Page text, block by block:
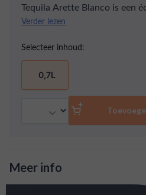
Tequila Arette Blanco is een
favorite’ die wordt gemaakt
veel vezels en weinig water,
krachtige, full body tequila.
Verder lezen
Selecteer inhoud:
0,7L
Meer info